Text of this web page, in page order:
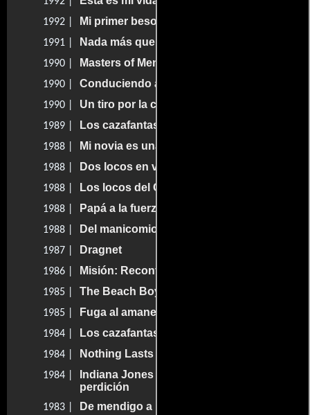
1992 | Mi primer beso
1991 | Nada más que problemas
1990 | Masters of Menace
1990 | Conduciendo a Miss Daisy
1990 | Un tiro por la culata
1989 | Los cazafantasmas 2
1988 | Mi novia es una extraterrestre
1988 | Dos locos en vacaciones
1988 | Los locos del Golf II
1988 | Papá a la fuerza
1988 | Del manicomio al sofá
1987 | Dragnet
1986 | Misión: Recontraespionaje
1985 | The Beach Boys: An American Band
1985 | Fuga al amanecer
1984 | Los cazafantasmas
1984 | Nothing Lasts Forever
1984 |
Indiana Jones y el templo de la
perdición
1983 | De mendigo a millonario